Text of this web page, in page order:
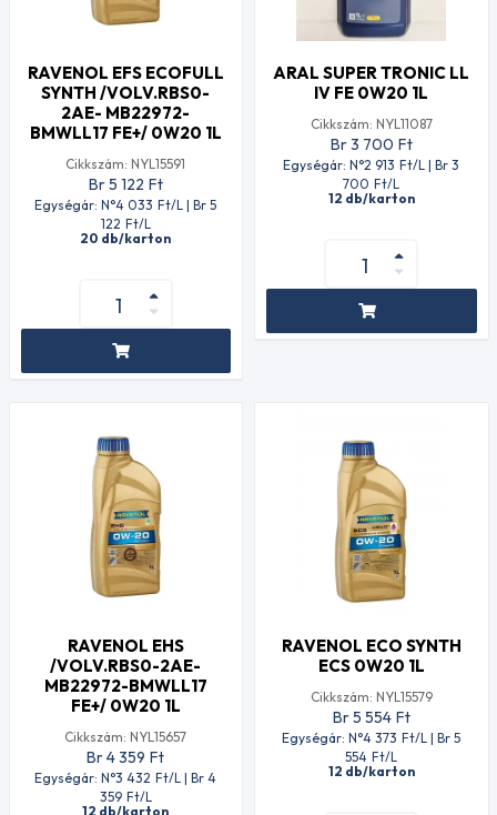
RAVENOL EFS ECOFULL
SYNTH /VOLV.RBS0-
2AE- MB22972-
BMWLL17 FE+/ 0W20 1L
Cikkszám: NYL15591
Br 5 122 Ft
Egységár: N°4 033 Ft/L | Br 5
122 Ft/L
20 db/karton
ARAL SUPER TRONIC LL
IV FE 0W20 1L
Cikkszám: NYL11087
Br 3 700 Ft
Egységár: N°2 913 Ft/L | Br 3
700 Ft/L
12 db/karton
RAVENOL EHS
/VOLV.RBS0-2AE-
MB22972-BMWLL17
FE+/ 0W20 1L
Cikkszám: NYL15657
Br 4 359 Ft
Egységár: N°3 432 Ft/L | Br 4
359 Ft/L
12 db/karton
RAVENOL ECO SYNTH
ECS 0W20 1L
Cikkszám: NYL15579
Br 5 554 Ft
Egységár: N°4 373 Ft/L | Br 5
554 Ft/L
12 db/karton